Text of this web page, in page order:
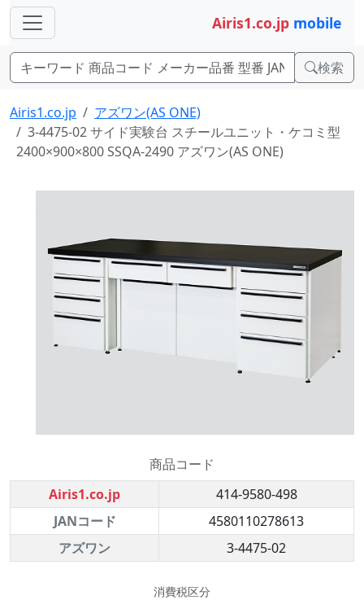
Airis1.co.jp mobile
検索
Airis1.co.jp
アズワン(AS ONE)
3-4475-02 サイド実験台 スチールユニット・ケコミ型
2400×900×800 SSQA-2490 アズワン(AS ONE)
商品コード
Airis1.co.jp
414-9580-498
JANコード
4580110278613
アズワン
3-4475-02
消費税区分